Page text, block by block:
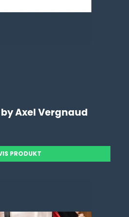
Axel Vergnaud
PRODUKT